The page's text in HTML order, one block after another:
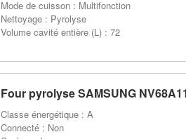
Mode de cuisson : Multifonction
Nettoyage : Pyrolyse
Volume cavité entière (L) : 72
Four pyrolyse SAMSUNG
Classe énergétique : A
Connecté : Non